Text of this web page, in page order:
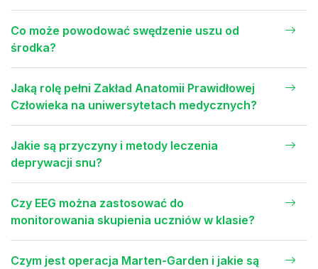
Co może powodować swędzenie uszu od
środka?
Jaką rolę pełni Zakład Anatomii Prawidłowej
Człowieka na uniwersytetach medycznych?
Jakie są przyczyny i metody leczenia
deprywacji snu?
Czy EEG można zastosować do
monitorowania skupienia uczniów w klasie?
Czym jest operacja Marten-Garden i jakie są